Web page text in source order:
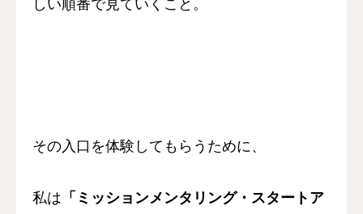
しい順番で見ていくこと。
その入口を体験してもらうために、
私は 「ミッションメンタリング・スタートア